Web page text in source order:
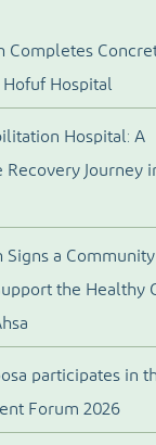
Completes
Hospital
Hospital: A
Recovery Journey
Signs a
the Healthy
participates in
Forum 2026